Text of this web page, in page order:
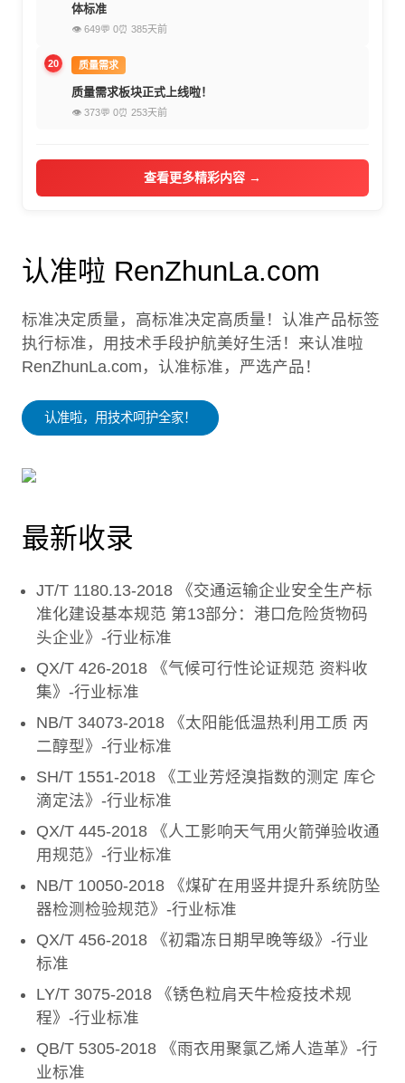
体标准
👁 649💬 0⏰ 385天前
20 质量需求
质量需求板块正式上线啦！
👁 373💬 0⏰ 253天前
查看更多精彩内容 →
认准啦 RenZhunLa.com
标准决定质量，高标准决定高质量！认准产品标签
执行标准，用技术手段护航美好生活！来认准啦
RenZhunLa.com，认准标准，严选产品！
认准啦，用技术呵护全家！
最新收录
JT/T 1180.13-2018 《交通运输企业安全生产标
准化建设基本规范 第13部分：港口危险货物码
头企业》-行业标准
QX/T 426-2018 《气候可行性论证规范 资料收
集》-行业标准
NB/T 34073-2018 《太阳能低温热利用工质 丙
二醇型》-行业标准
SH/T 1551-2018 《工业芳烃溴指数的测定 库仑
滴定法》-行业标准
QX/T 445-2018 《人工影响天气用火箭弹验收通
用规范》-行业标准
NB/T 10050-2018 《煤矿在用竖井提升系统防坠
器检测检验规范》-行业标准
QX/T 456-2018 《初霜冻日期早晚等级》-行业
标准
LY/T 3075-2018 《锈色粒肩天牛检疫技术规
程》-行业标准
QB/T 5305-2018 《雨衣用聚氯乙烯人造革》-行
业标准